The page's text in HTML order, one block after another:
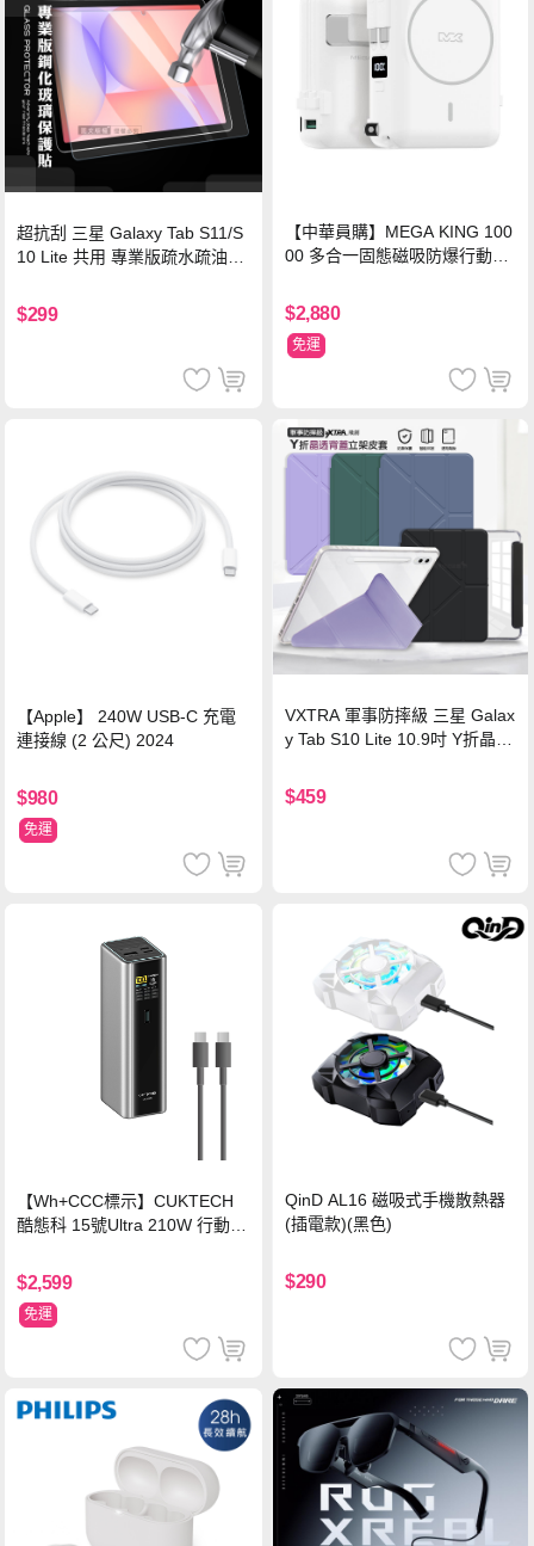
超抗刮 三星 Galaxy Tab S11/S
10 Lite 共用 專業版疏水疏油9H
$299
【中華員購】MEGA KING 100
00 多合一固態磁吸防爆行動電
$2,880
免運
【Apple】 240W USB-C 充電
連接線 (2 公尺) 2024
$980
免運
VXTRA 軍事防摔級 三星 Galax
y Tab S10 Lite 10.9吋 Y折晶透
$459
【Wh+CCC標示】CUKTECH
酷態科 15號Ultra 210W 行動電
$2,599
免運
QinD AL16 磁吸式手機散熱器
(插電款)(黑色)
$290